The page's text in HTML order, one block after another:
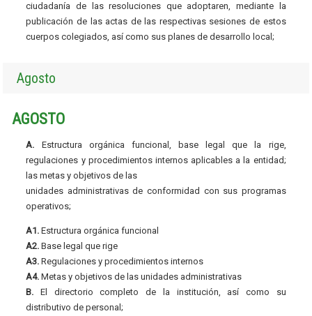
ciudadanía de las resoluciones que adoptaren, mediante la
publicación de las actas de las respectivas sesiones de estos
cuerpos colegiados, así como sus planes de desarrollo local;
Agosto
AGOSTO
A. Estructura orgánica funcional, base legal que la rige,
regulaciones y procedimientos internos aplicables a la entidad;
las metas y objetivos de las
unidades administrativas de conformidad con sus programas
operativos;
A1. Estructura orgánica funcional
A2. Base legal que rige
A3. Regulaciones y procedimientos internos
A4. Metas y objetivos de las unidades administrativas
B. El directorio completo de la institución, así como su
distributivo de personal;